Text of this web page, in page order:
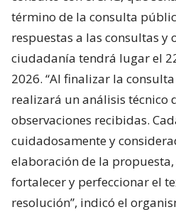
término de la consulta
respuestas a las consultas y
ciudadanía tendrá lugar el
2026. “Al finalizar la
realizará un análisis técnico
observaciones recibidas.
cuidadosamente y
elaboración de la
fortalecer y perfeccionar el
resolución”, indicó el